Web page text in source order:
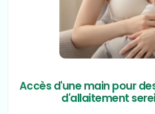
Accès d'une main pour
d'allaitement